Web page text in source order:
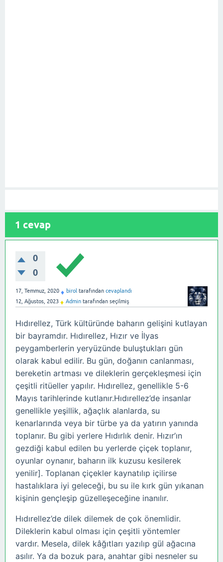
1 cevap
0
0
17, Temmuz, 2020 ♦ birol tarafından cevaplandı
12, Ağustos, 2023 ♦ Admin tarafından seçilmiş
Hıdırellez, Türk kültüründe baharın gelişini kutlayan
bir bayramdır. Hıdırellez, Hızır ve İlyas
peygamberlerin yeryüzünde buluştukları gün
olarak kabul edilir. Bu gün, doğanın canlanması,
bereketin artması ve dileklerin gerçekleşmesi için
çeşitli ritüeller yapılır. Hıdırellez, genellikle 5-6
Mayıs tarihlerinde kutlanır.Hıdırellez’de insanlar
genellikle yeşillik, ağaçlık alanlarda, su
kenarlarında veya bir türbe ya da yatırın yanında
toplanır. Bu gibi yerlere Hıdırlık denir. Hızır’ın
gezdiği kabul edilen bu yerlerde çiçek toplanır,
oyunlar oynanır, baharın ilk kuzusu kesilerek
yenilir]. Toplanan çiçekler kaynatılıp içilirse
hastalıklara iyi geleceği, bu su ile kırk gün yıkanan
kişinin gençleşip güzelleşeceğine inanılır.
Hıdırellez’de dilek dilemek de çok önemlidir.
Dileklerin kabul olması için çeşitli yöntemler
vardır. Mesela, dilek kâğıtları yazılıp gül ağacına
asılır. Ya da bozuk para, anahtar gibi nesneler su